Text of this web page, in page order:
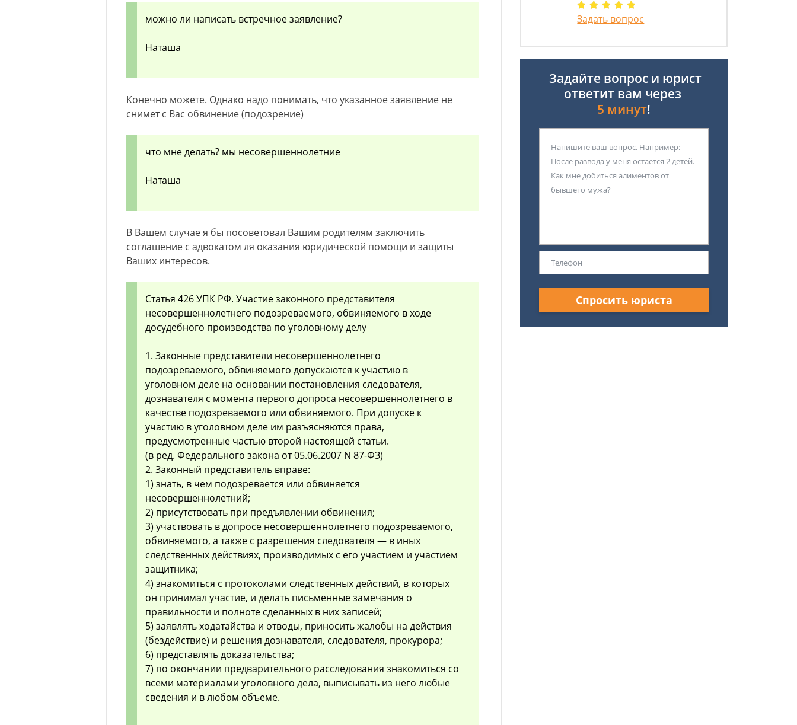
можно ли написать встречное заявление?
Наташа
Конечно можете. Однако надо понимать, что указанное заявление не
снимет с Вас обвинение (подозрение)
что мне делать? мы несовершеннолетние
Наташа
В Вашем случае я бы посоветовал Вашим родителям заключить
соглашение с адвокатом ля оказания юридической помощи и защиты
Ваших интересов.
Статья 426 УПК РФ. Участие законного представителя
несовершеннолетнего подозреваемого, обвиняемого в ходе
досудебного производства по уголовному делу
1. Законные представители несовершеннолетнего
подозреваемого, обвиняемого допускаются к участию в
уголовном деле на основании постановления следователя,
дознавателя с момента первого допроса несовершеннолетнего в
качестве подозреваемого или обвиняемого. При допуске к
участию в уголовном деле им разъясняются права,
предусмотренные частью второй настоящей статьи.
(в ред. Федерального закона от 05.06.2007 N 87-ФЗ)
2. Законный представитель вправе:
1) знать, в чем подозревается или обвиняется
несовершеннолетний;
2) присутствовать при предъявлении обвинения;
3) участвовать в допросе несовершеннолетнего подозреваемого,
обвиняемого, а также с разрешения следователя — в иных
следственных действиях, производимых с его участием и участием
защитника;
4) знакомиться с протоколами следственных действий, в которых
он принимал участие, и делать письменные замечания о
правильности и полноте сделанных в них записей;
5) заявлять ходатайства и отводы, приносить жалобы на действия
(бездействие) и решения дознавателя, следователя, прокурора;
6) представлять доказательства;
7) по окончании предварительного расследования знакомиться со
всеми материалами уголовного дела, выписывать из него любые
сведения и в любом объеме.
Задать вопрос
Задайте вопрос и юрист
ответит вам через
5 минут!
Спросить юриста